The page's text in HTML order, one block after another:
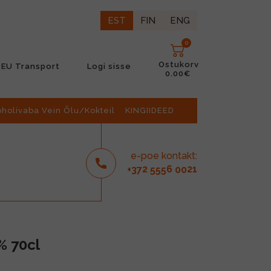
EST FIN ENG
EU Transport Logi sisse
0
Ostukorv
0.00€
Vein Õlu/Kokteil KINGIIDEED
e-poe kontakt:
+372 5556 0021
70cl